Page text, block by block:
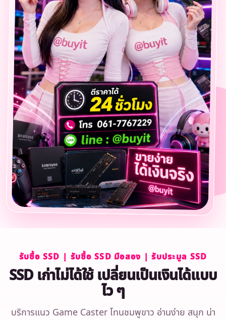
รับซื้อ SSD | รับซื้อ SSD มือสอง | รับประมูล SSD
SSD เก่าไม่ได้ใช้ เปลี่ยนเป็นเงินได้แบบ
ไว ๆ
บริการแนว Game Caster โทนชมพูขาว อ่านง่าย สนุก น่า